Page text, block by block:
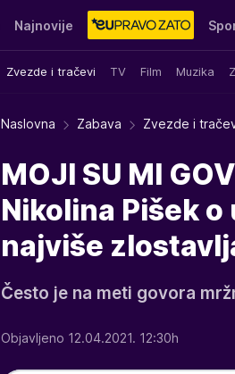
Najnovije
Zvezde i tračevi TV Film Muzika
Stvar ukusa Yumama
Naslovna Zabava Zvezde i
MOJI SU MI
Nikolina Pišek
najviše
Često je na meti govora
Objavljeno 12.04.2021. 12:30h